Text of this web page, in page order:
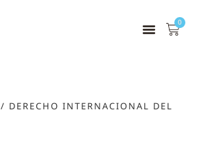
0
/ DERECHO INTERNACIONAL DEL